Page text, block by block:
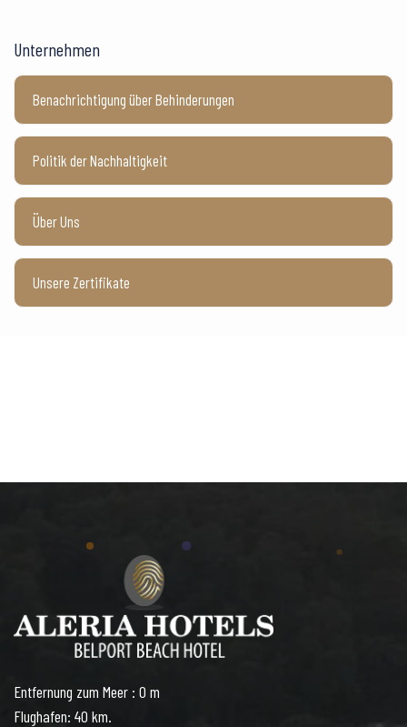
Unternehmen
Benachrichtigung über Behinderungen
Politik der Nachhaltigkeit
Über Uns
Unsere Zertifikate
Entfernung zum Meer : 0 m
Flughafen: 40 km.